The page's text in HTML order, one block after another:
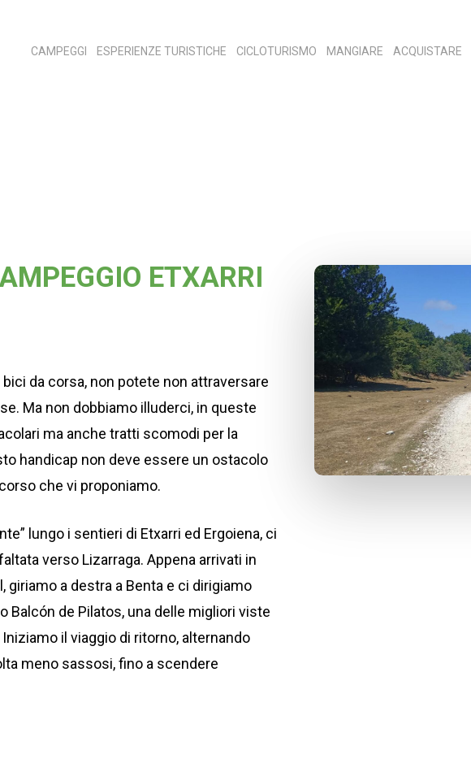
CAMPEGGI ESPERIENZE TURISTICHE CICLOTURISMO MANGIARE ACQUISTARE
ETXARRI
da corsa, non potete non attraversare
Ma non dobbiamo illuderci, in queste
ma anche tratti scomodi per la
handicap non deve essere un ostacolo
che vi proponiamo.
lungo i sentieri di Etxarri ed Ergoiena, ci
verso Lizarraga. Appena arrivati in
giriamo a destra a Benta e ci dirigiamo
Balcón de Pilatos, una delle migliori viste
il viaggio di ritorno, alternando
meno sassosi, fino a scendere